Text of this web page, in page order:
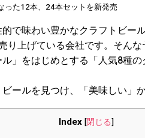
った12本、24本セットを新発売
で味わい豊かなクラフトビー
り上げている会社です。そん
」をはじめとする「人気8種
ールを見つけ、「美味しい」
Index [閉じる]